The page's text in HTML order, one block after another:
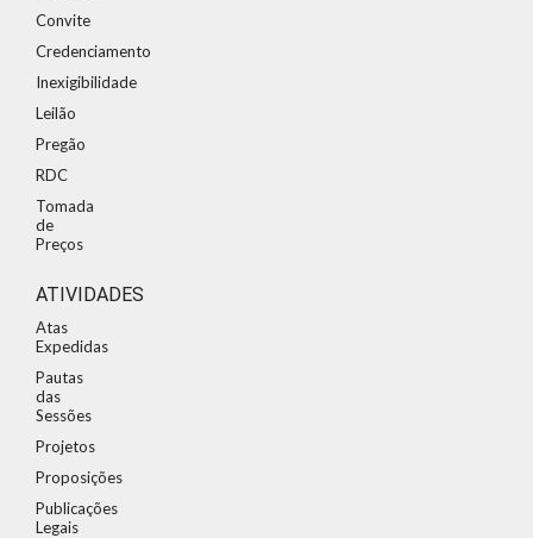
Convite
Credenciamento
Inexigibilidade
Leilão
Pregão
RDC
Tomada
de
Preços
ATIVIDADES
Atas
Expedidas
Pautas
das
Sessões
Projetos
Proposições
Publicações
Legais